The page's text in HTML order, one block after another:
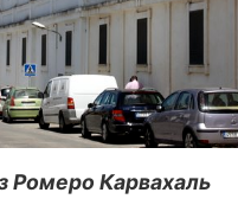
Ромеро Карвахаль